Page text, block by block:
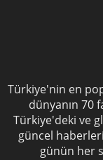
Türkiye'nin en
dünyanın 70
Türkiye'deki ve
güncel
günün her